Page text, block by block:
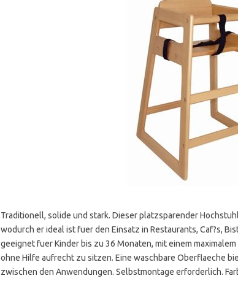
Traditionell, solide und stark. Dieser platzsparender
wodurch er ideal ist fuer den Einsatz in Restaurants, Caf?s,
geeignet fuer Kinder bis zu 36 Monaten, mit einem
ohne Hilfe aufrecht zu sitzen. Eine waschbare Oberflaeche
zwischen den Anwendungen. Selbstmontage erforderlich.